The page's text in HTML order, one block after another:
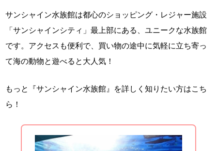
サンシャイン水族館は都心のショッピング・レジャー施設
「サンシャインシティ」最上部にある、ユニークな水族館
です。アクセスも便利で、買い物の途中に気軽に立ち寄っ
て海の動物と遊べると大人気！
もっと『サンシャイン水族館』を詳しく知りたい方はこち
ら！